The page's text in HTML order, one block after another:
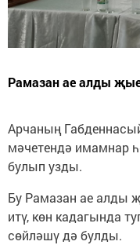
Рамазан ае алды
Арчаның
мәчетендә имамнар
булып узды.
Бу Рамазан ае алды
итү, көн кадагында
сөйләшү дә булды.